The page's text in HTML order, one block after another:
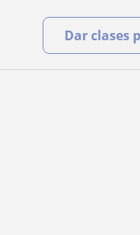
Dar clases